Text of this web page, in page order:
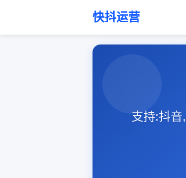
快抖运营
支持:抖